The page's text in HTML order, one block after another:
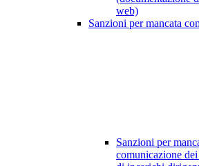
web)
Sanzioni per mancata
Sanzioni per
comunicazione